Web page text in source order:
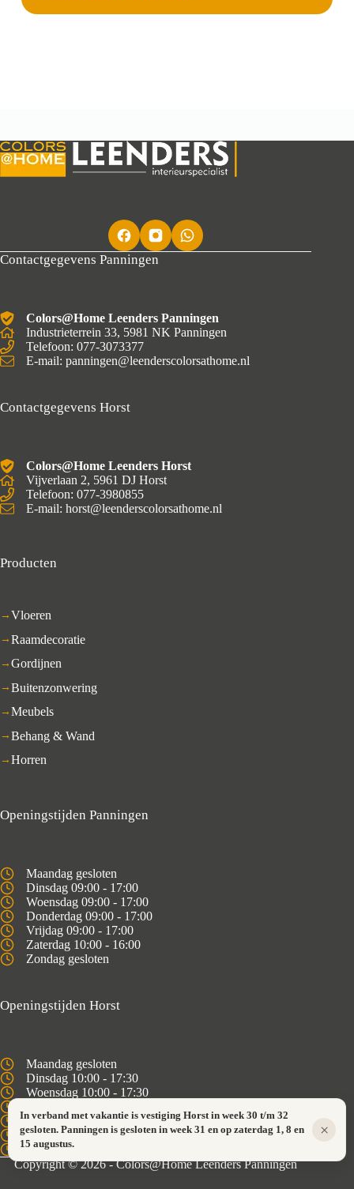
Contactgegevens Panningen
Colors@Home Leenders Panningen
Industrieterrein 33, 5981 NK Panningen
Telefoon: 077-3073377
E-mail: panningen@leenderscolorsathome.nl
Contactgegevens Horst
Colors@Home Leenders Horst
Vijverlaan 2, 5961 DJ Horst
Telefoon: 077-3980855
E-mail: horst@leenderscolorsathome.nl
Producten
Vloeren
Raamdecoratie
Gordijnen
Buitenzonwering
Meubels
Behang & Wand
Horren
Openingstijden Panningen
Maandag gesloten
Dinsdag 09:00 - 17:00
Woensdag 09:00 - 17:00
Donderdag 09:00 - 17:00
Vrijdag 09:00 - 17:00
Zaterdag 10:00 - 16:00
Zondag gesloten
Openingstijden Horst
Maandag gesloten
Dinsdag 10:00 - 17:30
Woensdag 10:00 - 17:30
Vrijdag 10:00 - 17:30
Zaterdag 10:00 - 16:00
Zondag gesloten
Copyright © 2026 - Colors@Home Leenders Panningen
In verband met vakantie is vestiging Horst in week 30 t/m 32
gesloten. Panningen is gesloten in week 31 en op zaterdag 1, 8 en
15 augustus.
×